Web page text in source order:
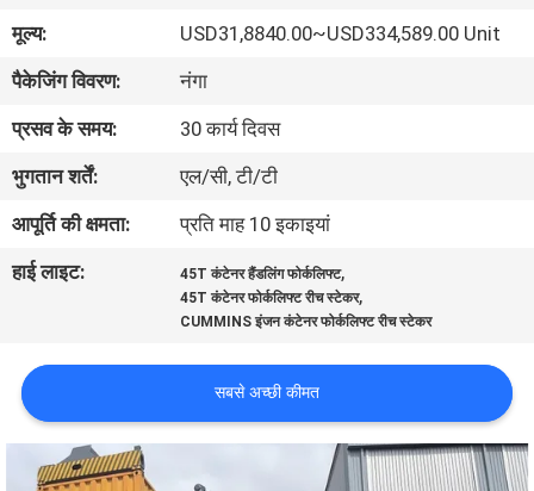
गुणवत्ता
नियंत्रण
साइटमैप
PRIVACY
मूल्य:
USD31,8840.00~USD334,589.00 Unit
पैकेजिंग विवरण:
नंगा
प्रसव के समय:
30 कार्य दिवस
भुगतान शर्तें:
एल/सी, टी/टी
आपूर्ति की क्षमता:
प्रति माह 10 इकाइयां
हाई लाइट:
45T कंटेनर हैंडलिंग फोर्कलिफ्ट,
45T कंटेनर फोर्कलिफ्ट रीच स्टेकर,
CUMMINS इंजन कंटेनर फोर्कलिफ्ट रीच स्टेकर
सबसे अच्छी कीमत